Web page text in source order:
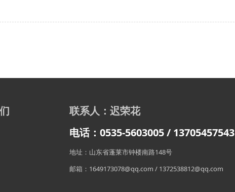
联系人：迟荣花
电话：0535-5603005 / 13705457543
地址：山东省蓬莱市钟楼南路148号
邮箱：1649173078@qq.com / 1372538812@qq.com